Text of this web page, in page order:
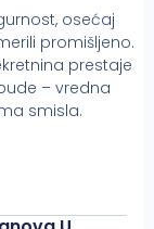
osećaj
promišljeno.
prestaje
– vredna
smisla.